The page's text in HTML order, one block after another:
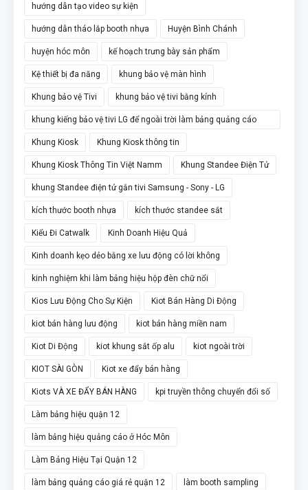
hướng dẫn tạo video sự kiện
hướng dẫn tháo lắp booth nhựa Huyện Bình Chánh
huyện hóc môn kế hoạch trưng bày sản phẩm
Kệ thiết bị đa năng khung bảo vệ màn hình
Khung bảo vệ Tivi khung bảo vệ tivi bằng kính
khung kiếng bảo vệ tivi LG để ngoài trời làm bảng quảng cáo
chân đứng
Khung Kiosk Khung Kiosk thông tin
Khung Kiosk Thông Tin Việt Namm Khung Standee Điện Tử
khung Standee điện tử gắn tivi Samsung - Sony - LG
kích thước booth nhựa kích thước standee sắt
Kiểu Đi Catwalk Kinh Doanh Hiệu Quả
Kinh doanh kẹo dẻo bằng xe lưu động có lời không
kinh nghiệm khi làm bảng hiệu hộp đèn chữ nổi
Kios Lưu Động Cho Sự Kiện Kiot Bán Hàng Di Động
kiot bán hàng lưu động kiot bán hàng miền nam
Kiot Di Động kiot khung sắt ốp alu kiot ngoài trời
KIOT SÀI GÒN Kiot xe đẩy bán hàng
Kiots VÀ XE ĐẨY BÁN HÀNG kpi truyền thông chuyển đổi số
Làm bảng hiệu quận 12
làm bảng hiệu quảng cáo ở Hóc Môn
Làm Bảng Hiệu Tại Quận 12
làm bảng quảng cáo giá rẻ quận 12 làm booth sampling